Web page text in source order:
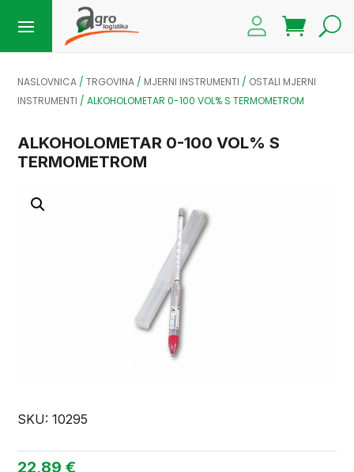
NASLOVNICA /TRGOVINA / MJERNI INSTRUMENTI / OSTALI MJERNI
INSTRUMENTI /ALKOHOLOMETAR 0-100 VOL% S TERMOMETROM
ALKOHOLOMETAR 0-100 VOL% S
TERMOMETROM
SKU:10295
22,89€